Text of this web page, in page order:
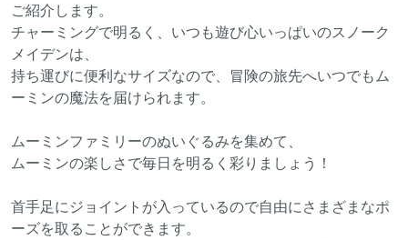
ご紹介します。
チャーミングで明るく、いつも遊び心いっぱいのスノーク
メイデンは、
持ち運びに便利なサイズなので、冒険の旅先へいつでもム
ーミンの魔法を届けられます。
ムーミンファミリーのぬいぐるみを集めて、
ムーミンの楽しさで毎日を明るく彩りましょう！
首手足にジョイントが入っているので自由にさまざまなポ
ーズを取ることができます。